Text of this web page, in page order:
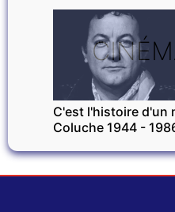
C'est l'histoire d'un
Coluche 1944 -